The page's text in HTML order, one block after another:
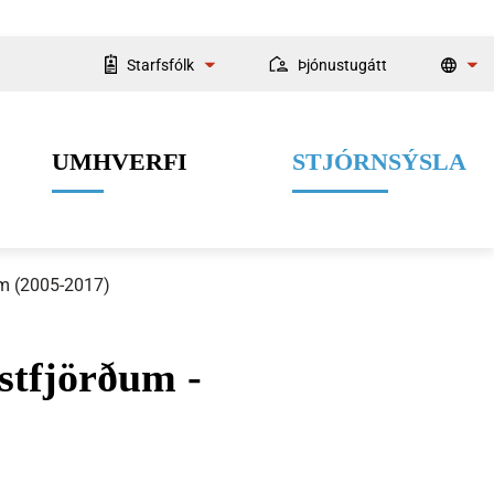
Starfsfólk Þjónustugátt
Velferðarþjónusta
Menning og listir
UMHVERFI
Dýrahald
STJÓRNSÝSLA
Fjármál
(2005-2017)
-